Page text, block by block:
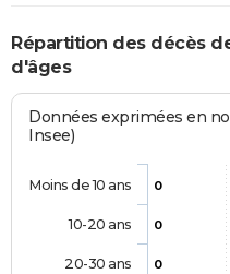
Répartition des décès
d'âges
Données exprimées en
Insee)
0
0
0
Moins de 10 ans
10-20 ans
20-30 ans